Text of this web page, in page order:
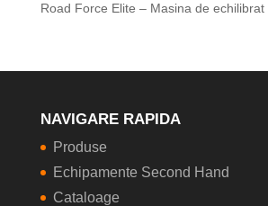
Road Force Elite – Masina de echilibrat
NAVIGARE RAPIDA
Produse
Echipamente Second Hand
Cataloage